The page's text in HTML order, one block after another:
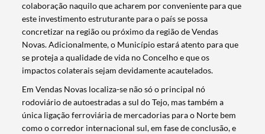
colaboração naquilo que acharem por conveniente para que
este investimento estruturante para o país se possa
concretizar na região ou próximo da região de Vendas
Novas. Adicionalmente, o Município estará atento para que
se proteja a qualidade de vida no Concelho e que os
impactos colaterais sejam devidamente acautelados.
Em Vendas Novas localiza-se não só o principal nó
rodoviário de autoestradas a sul do Tejo, mas também a
única ligação ferroviária de mercadorias para o Norte bem
como o corredor internacional sul, em fase de conclusão, e